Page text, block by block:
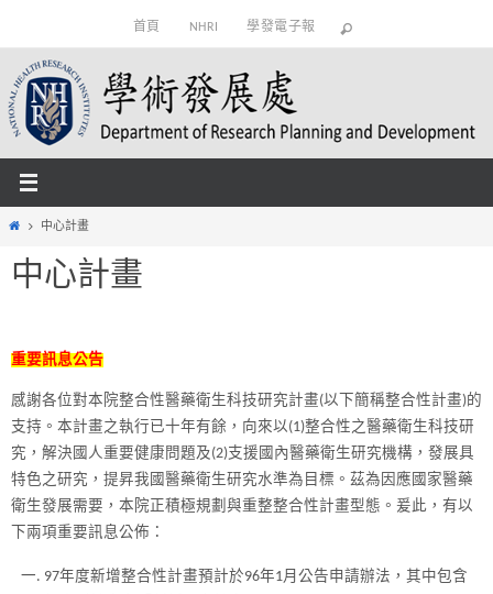
content
首頁 NHRI 學發電子報
Home中心計畫
中心計畫
重要訊息公告
感謝各位對本院整合性醫藥衛生科技研究計畫(以下簡稱整合性計畫)的
支持。本計畫之執行已十年有餘，向來以(1)整合性之醫藥衛生科技研
究，解決國人重要健康問題及(2)支援國內醫藥衛生研究機構，發展具
特色之研究，提昇我國醫藥衛生研究水準為目標。茲為因應國家醫藥
衛生發展需要，本院正積極規劃與重整整合性計畫型態。爰此，有以
下兩項重要訊息公佈：
97年度新增整合性計畫預計於96年1月公告申請辦法，其中包含